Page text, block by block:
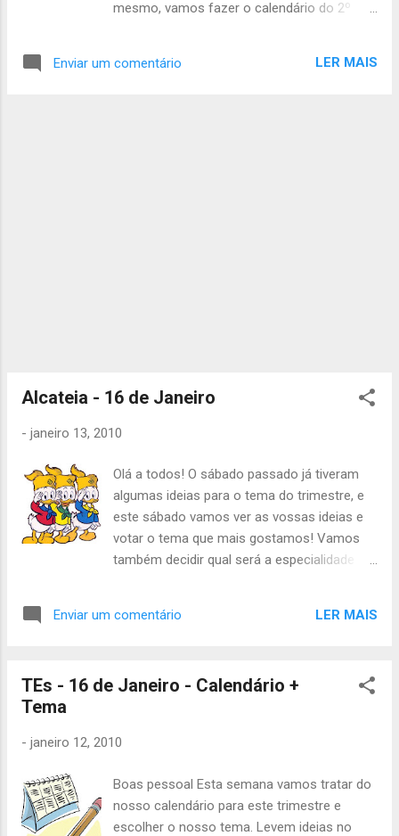
mesmo, vamos fazer o calendário do 2º
mais produtiva, e assim termos tempo para
Enviar um comentário LER MAIS
Alcateia - 16 de Janeiro
- janeiro 13, 2010
Olá a todos! O sábado passado já tiveram
algumas ideias para o tema do trimestre, e
este sábado vamos ver as vossas ideias e
votar o tema que mais gostamos! Vamos
também decidir qual será a especialidade
comportamento o trimestre passado e
além destas votações e decisões todas,
dinheiro para o lanche. Até sábado! Inês
Enviar um comentário LER MAIS
TEs - 16 de Janeiro - Calendário +
Tema
- janeiro 12, 2010
Boas pessoal Esta semana vamos tratar do
nosso calendário para este trimestre e
escolher o nosso tema. Levem ideias no